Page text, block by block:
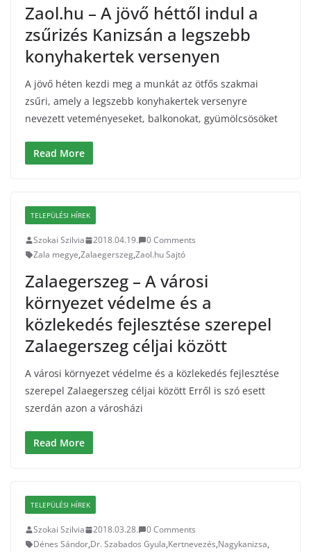
Zaol.hu – A jövő héttől indul a
zsűrizés Kanizsán a legszebb
konyhakertek versenyen
A jövő héten kezdi meg a munkát az ötfős szakmai
zsűri, amely a legszebb konyhakertek versenyre
nevezett veteményeseket, balkonokat, gyümölcsösöket
Read More
TELEPÜLÉSI HÍREK
Szokai Szilvia 2018.04.19.
0 Comments
Zala megye,Zalaegerszeg,Zaol.hu Sajtó
Zalaegerszeg – A városi
környezet védelme és a
közlekedés fejlesztése szerepel
Zalaegerszeg céljai között
A városi környezet védelme és a közlekedés fejlesztése
szerepel Zalaegerszeg céljai között Erről is szó esett
szerdán azon a városházi
Read More
TELEPÜLÉSI HÍREK
Szokai Szilvia 2018.03.28.
0 Comments
Dénes Sándor,Dr. Szabados Gyula,Kertnevezés,Nagykanizsa,